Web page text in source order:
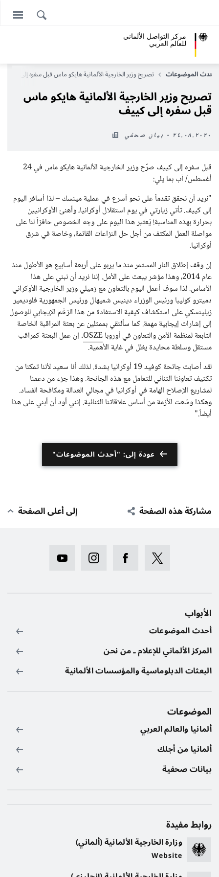
مركز التواصل الألماني
للعالم العربي
أحدث الموضوعات تصريح وزير الخارجية الألمانية هايكو ماس قبل سفره إلى كييف
تصريح وزير الخارجية الألمانية هايكو ماس
قبل سفره إلى كييف
٢٤.٠٨.٢٠٢٠ - بيان صحفي
قبل سفره إلى كييف صرَّح وزير الخارجية الألمانية هايكو ماس في 24
أغسطس/ آب بما يلي:
"نريد أن نحقق تقدماً على نحو أسرع في عملية مينسك – لذا أسافر اليوم
إلى كييف. تأتي زيارتي في يوم استقلال أوكرانيا، وأهنئ الأوكرانيين
بحرارة بهذه المناسبة! يُعتبر هذا اليوم على وجه الخصوص حافزاً لنا على
مواصلة العمل المكثف من أجل حل النزاعات القائمة، وخاصة في شرق
أوكرانيا.
إن وقف إطلاق النار المستمر منذ ما يربو على أربعة أسابيع هو الأطول منذ
عام 2014، وهذا مؤشر يبعث على الأمل. إننا نريد أن نبني على هذا
الأساس. لذا سوف أعمل اليوم بالتعاون مع زميلي وزير الخارجية الأوكراني
دميترو كوليبا ورئيس الوزراء دينيس شميهال ورئيس الجمهورية فلوديمير
زيلينسكي على استكشاف كيفية الاستفادة من هذا الزخْم الإيجابي للوصول
إلى إشارات إيجابية مهمة. كما سألتقي بممثلين عن بعثة المراقبة الخاصة
التابعة لمنظمة الأمن والتعاون في أوروباOSZE. إن عمل البعثة كمراقب
مستقل وسلطة محايدة يظل في غاية الأهمية.
لقد أصابت جائحة كوفيد 19 أوكرانيا بشدة. لذلك أنا سعيد لأننا تمكنا من
تكثيف تعاوننا الثنائي للتعامل مع هذه الجائحة. وهذا جزء من دعمنا
لمشاريع الإصلاح الهامة في أوكرانيا في مجالي العدالة ومكافحة الفساد.
وهكذا وسّعت الأزمة من أساس علاقاتنا الثنائية. إنني أود أن أبني على هذا
أيضاً."
عودة إلى: "أحدث الموضوعات"
مشاركة هذه الصفحة إلى أعلى الصفحة
الأبواب
أحدث الموضوعات
المركز الألماني للإعلام ـ من نحن
البعثات الدبلوماسية والمؤسسات الألمانية
الموضوعات
ألمانيا والعالم العربي
ألمانيا من أجلك
بيانات صحفية
روابط مفيدة
وزارة الخارجية الألمانية (ألماني)
Website